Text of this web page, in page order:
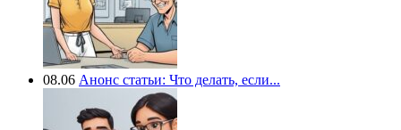
08.06 Анонс статьи: Что делать, если...